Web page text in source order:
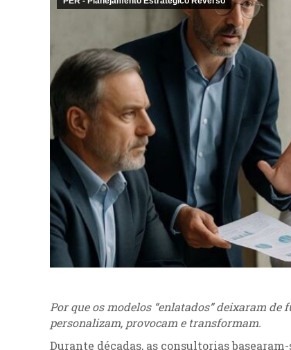
Por que os modelos “enlatados” deixaram
personalizam, provocam e transformam.
Durante décadas, as consultorias